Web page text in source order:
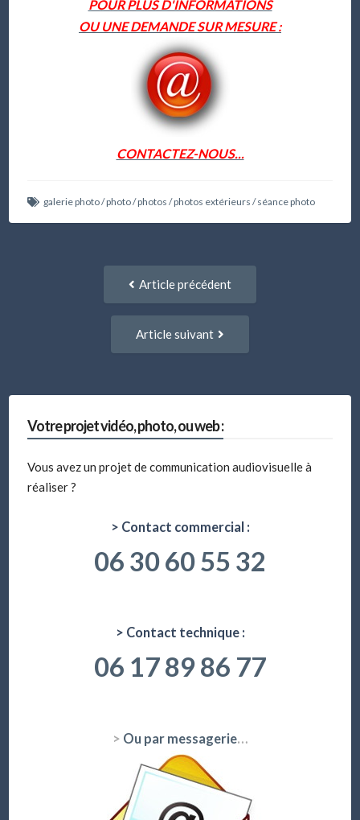
POUR PLUS D'INFORMATIONS
OU UNE DEMANDE SUR MESURE :
CONTACTEZ-NOUS...
galerie photo/photo/photos /photos extérieurs /séance photo
NavigationArticle précédent
Article suivant
Votre projet vidéo, photo, ou web :
Vous avez un projet de communication audiovisuelle à
réaliser ?
> Contact commercial :
06 30 60 55 32
> Contact technique :
06 17 89 86 77
> Ou par messagerie…